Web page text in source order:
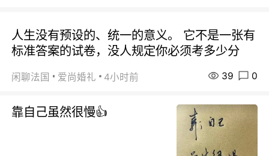
人生没有预设的、统一的意义。 它不是一张有
标准答案的试卷，没人规定你必须考多少分
闲聊法国 爱尚婚礼 4小时前 39 0
靠自己虽然很慢👍